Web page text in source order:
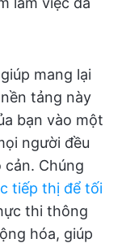
mang lại
tảng này
bạn vào một
người đều
Chúng
tiếp thị để tối
thi thông
hóa, giúp